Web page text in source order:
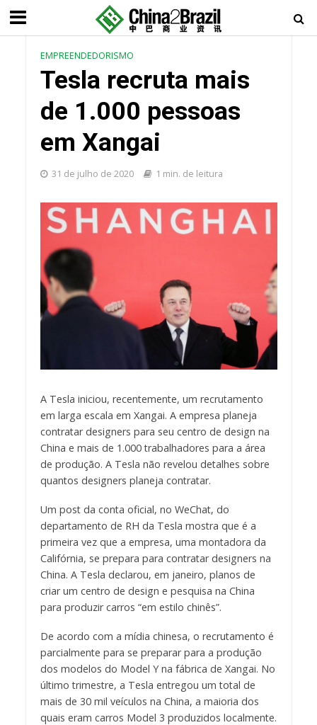
EMPREENDEDORISMO
Tesla recruta mais
de 1.000 pessoas
em Xangai
31 de julho de 2020 1 min. de leitura
A Tesla iniciou, recentemente, um recrutamento
em larga escala em Xangai. A empresa planeja
contratar designers para seu centro de design na
China e mais de 1.000 trabalhadores para a área
de produção. A Tesla não revelou detalhes sobre
quantos designers planeja contratar.
Um post da conta oficial, no WeChat, do
departamento de RH da Tesla mostra que é a
primeira vez que a empresa, uma montadora da
Califórnia, se prepara para contratar designers na
China. A Tesla declarou, em janeiro, planos de
criar um centro de design e pesquisa na China
para produzir carros “em estilo chinês”.
De acordo com a mídia chinesa, o recrutamento é
parcialmente para se preparar para a produção
dos modelos do Model Y na fábrica de Xangai. No
último trimestre, a Tesla entregou um total de
mais de 30 mil veículos na China, a maioria dos
quais eram carros Model 3 produzidos localmente.